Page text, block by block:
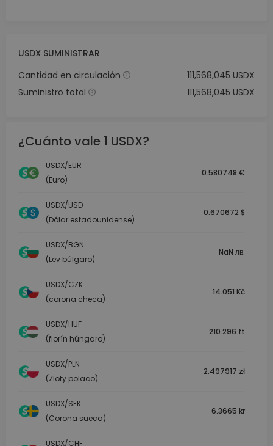
USDX SUMINISTRAR
Cantidad en circulación
111,568,045 USDX
Suministro total
111,568,045 USDX
¿Cuánto vale 1 USDX?
USDX/EUR
(Euro)
0.580748 €
USDX/USD
(Dólar estadounidense)
0.670672 $
USDX/BGN
(Lev búlgaro)
NaN лв.
USDX/CZK
(corona checa)
14.051 Kč
USDX/HUF
(florín húngaro)
210.296 ft
USDX/PLN
(Zloty polaco)
2.497917 zł
USDX/SEK
(Corona sueca)
6.3665 kr
USDX/CHF